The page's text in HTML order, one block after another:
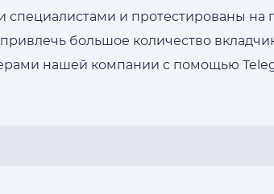
и протестированы на
большое количество
нашей компании с помощью